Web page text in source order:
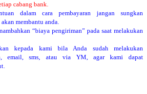
cabang bank.
dalam cara pembayaran jangan sungkan
membantu anda.
“biaya pengiriman” pada saat melakukan
kepada kami bila Anda sudah melakukan
email, sms, atau via YM, agar kami dapat